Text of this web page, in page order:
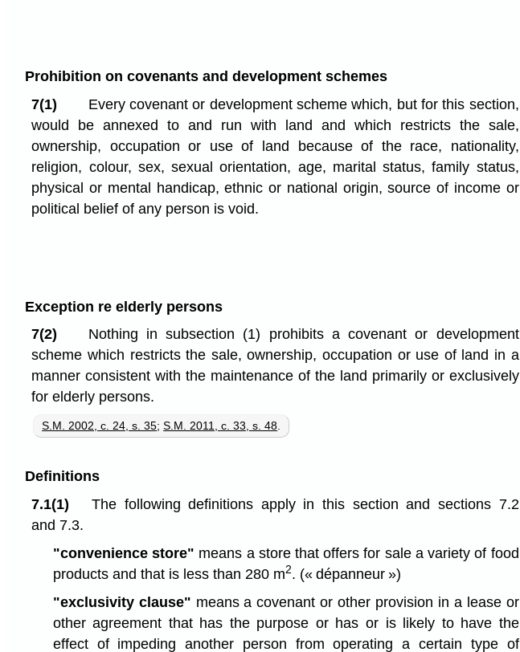
Prohibition on covenants and development schemes
7(1)
Every covenant or development scheme which, but for this section,
would be annexed to and run with land and which restricts the sale,
ownership, occupation or use of land because of the race, nationality,
religion, colour, sex, sexual orientation, age, marital status, family status,
physical or mental handicap, ethnic or national origin, source of income or
political belief of any person is void.
Exception re elderly persons
7(2)
Nothing in subsection (1) prohibits a covenant or development
scheme which restricts the sale, ownership, occupation or use of land in a
manner consistent with the maintenance of the land primarily or exclusively
for elderly persons.
S.M. 2002, c. 24, s. 35;S.M. 2011, c. 33, s. 48
Definitions
7.1(1)
The following definitions apply in this section and sections 7.2
and 7.3.
"convenience store" means a store that offers for sale a variety of food
products and that is less than 280 m2. (« dépanneur »)
"exclusivity clause" means a covenant or other provision in a lease or
other agreement that has the purpose or has or is likely to have the
effect of impeding another person from operating a certain type of